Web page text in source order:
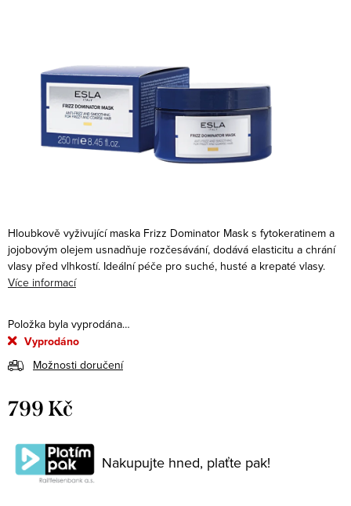
Hloubkově vyživující maska Frizz Dominator Mask s fytokeratinem a
jojobovým olejem usnadňuje rozčesávání, dodává elasticitu a chrání
vlasy před vlhkostí. Ideální péče pro suché, husté a krepaté vlasy.
Více informací
Položka byla vyprodána…
Vyprodáno
Možnosti doručení
799 Kč
cena:
Nakupujte hned, plaťte pak!